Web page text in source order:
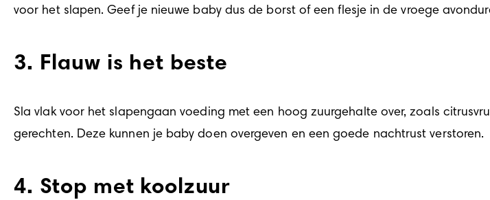
voor het slapen. Geef je nieuwe baby dus de borst of een flesje in de vroege
3. Flauw is het beste
Sla vlak voor het slapengaan voeding met een hoog zuurgehalte over, zoals
gerechten. Deze kunnen je baby doen overgeven en een goede nachtrust verstoren.
4. Stop met koolzuur